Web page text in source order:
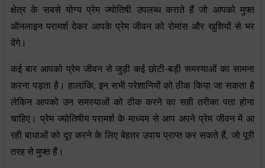
क्षेत्र के सबसे योग्य प्रेम ज्योतिषी उपलब्ध कराते हैं जो आपको मुफ्त
ऑनलाइन परामर्श देकर आपके प्रेम जीवन को रोमांस और खुशियों से भर
देंगे।
कई बार आपको प्रेम जीवन से जुड़ी कई छोटी-बड़ी समस्याओं का सामना
करना पड़ता है। हालांकि, इन सभी परेशानियों को ठीक किया जा सकता है
लेकिन आपको उन समस्याओं को ठीक करने का सही तरीका पता होना
चाहिए। प्रेम ज्योतिषीय परामर्श के माध्यम से आप अपने प्रेम जीवन में आ
रही बाधाओं को दूर करने के लिए बेहतर उपाय प्राप्त कर सकते हैं, जो पूरी
तरह से मुफ्त हैं।